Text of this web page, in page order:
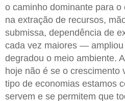
o caminho dominante para
na extração de recursos,
submissa, dependência de
cada vez maiores —
degradou o meio ambiente.
hoje não é se o crescimento
tipo de economias estamos
servem e se permitem que